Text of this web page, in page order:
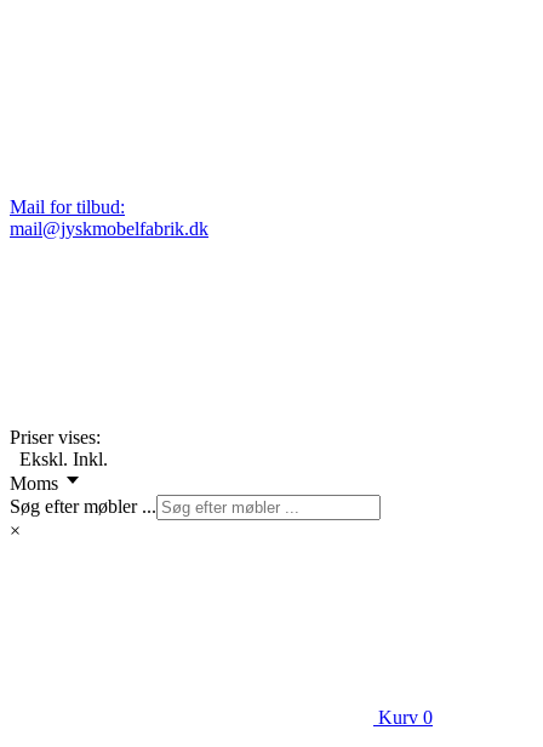
Mail for tilbud:
mail@jyskmobelfabrik.dk
Priser vises:
Ekskl. Inkl.
Moms
Søg efter møbler ...
×
Kurv 0